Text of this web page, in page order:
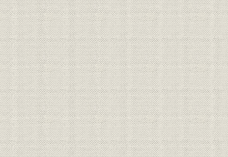
経営
三井営業店重役会議事録 (朱書)
「第拾六号」
明治三十
至十二月}(
日)
経営
三井営業店重役会議事録 (朱書)
「第拾七号」
明治三十
至六月}(壱
経営
三井営業店重役会議事録 (朱書)
「第拾八号」
明治三十
至十二月}(
経営
三井営業店重役会 提出者別議案
目次
明治三三